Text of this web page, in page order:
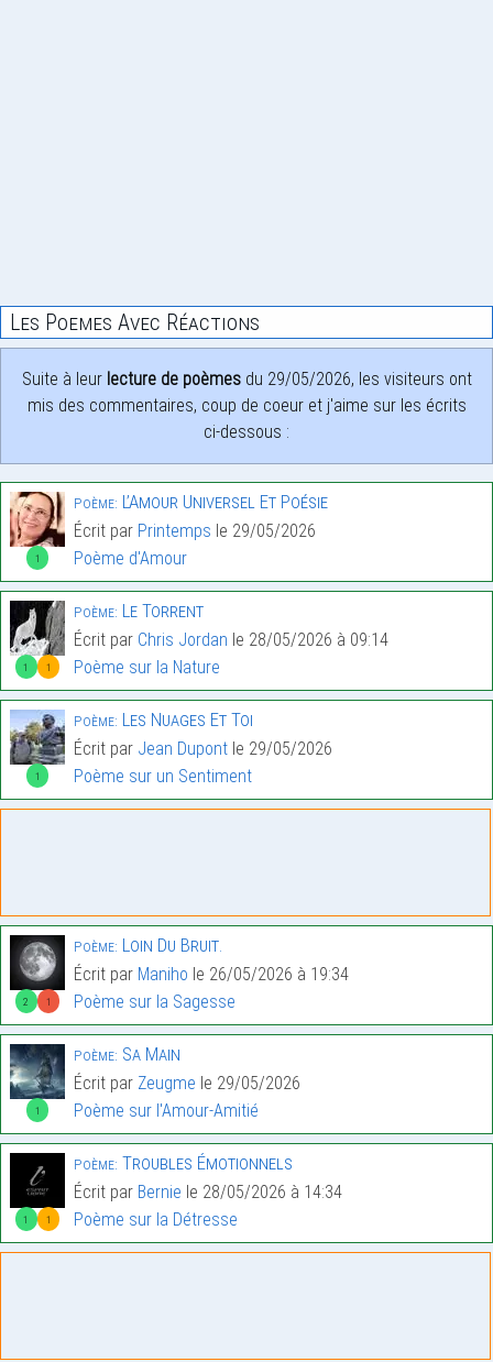
Les Poemes Avec Réactions
Suite à leur lecture de poèmesdu 29/05/2026, les visiteurs ont
mis des commentaires, coup de coeur et j'aime sur les écrits
ci-dessous :
1
Poème: L’Amour Universel Et Poésie
Écrit par Printemps le 29/05/2026
Poème d'Amour
1 1
Poème: Le Torrent
Écrit par Chris Jordan le 28/05/2026 à 09:14
Poème sur la Nature
1
Poème: Les Nuages Et Toi
Écrit par Jean Dupont le 29/05/2026
Poème sur un Sentiment
2 1
Poème: Loin Du Bruit.
Écrit par Maniho le 26/05/2026 à 19:34
Poème sur la Sagesse
1
Poème: Sa Main
Écrit par Zeugme le 29/05/2026
Poème sur l'Amour-Amitié
1 1
Poème: Troubles Émotionnels
Écrit par Bernie le 28/05/2026 à 14:34
Poème sur la Détresse